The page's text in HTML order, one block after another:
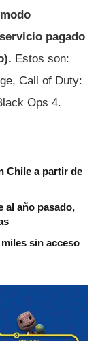
pagado
Estos son:
Call of Duty:
Ops 4.
Chile a partir de
al año pasado,
sin acceso